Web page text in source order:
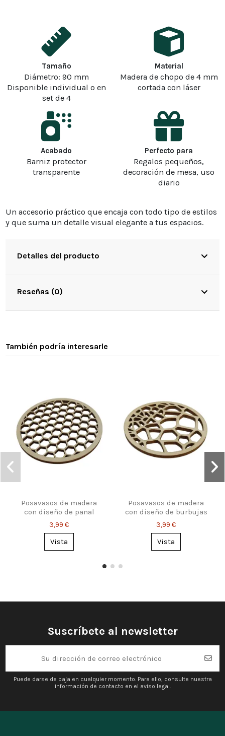
Tamaño
Diámetro: 90 mm
Disponible individual o en
set de 4
Material
Madera de chopo de 4 mm
cortada con láser
Acabado
Barniz protector
transparente
Perfecto para
Regalos pequeños,
decoración de mesa, uso
diario
Un accesorio práctico que encaja con todo tipo de estilos
y que suma un detalle visual elegante a tus espacios.
Detalles del producto
Reseñas (0)
También podría interesarle
Posavasos de madera
con diseño de panal
geométrico
3,99 €
Vista
Posavasos de madera
con diseño de burbujas
orgánicas
3,99 €
Vista
Suscríbete al newsletter
Puede darse de baja en cualquier momento. Para ello, consulte nuestra
información de contacto en el aviso legal.